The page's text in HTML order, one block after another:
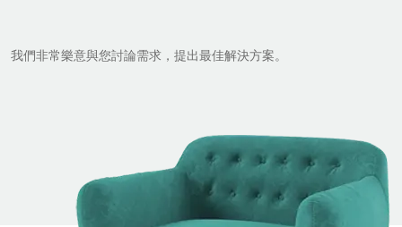
我們非常樂意與您討論需求，提出最佳解決方案。